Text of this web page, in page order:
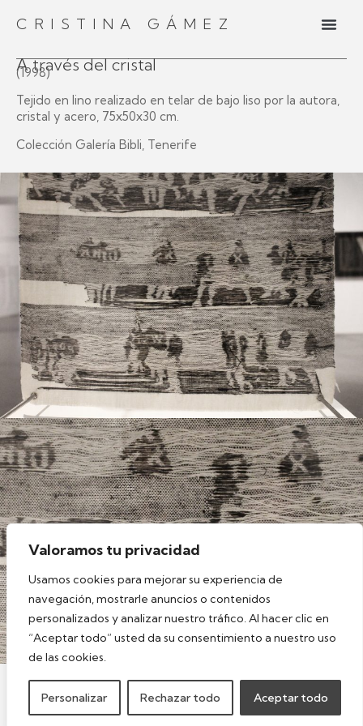
Valoramos tu privacidad
Usamos cookies para mejorar su experiencia de
navegación, mostrarle anuncios o contenidos
personalizados y analizar nuestro tráfico. Al hacer clic en
“Aceptar todo” usted da su consentimiento a nuestro uso
de las cookies.
Personalizar Rechazar todo Aceptar todo
CRISTINA GÁMEZ
A través del cristal
(1998)
Tejido en lino realizado en telar de bajo liso por la autora,
cristal y acero, 75x50x30 cm.
Colección Galería Bibli, Tenerife
ANTERIOR SIGUIENTE
«Sin título»